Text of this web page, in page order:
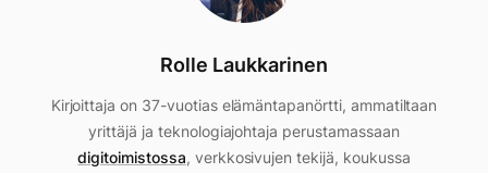
Rolle Laukkarinen
Kirjoittaja on 37-vuotias elämäntapanörtti, ammatiltaan
yrittäjä ja teknologiajohtaja perustamassaan
digitoimistossa, verkkosivujen tekijä, koukussa